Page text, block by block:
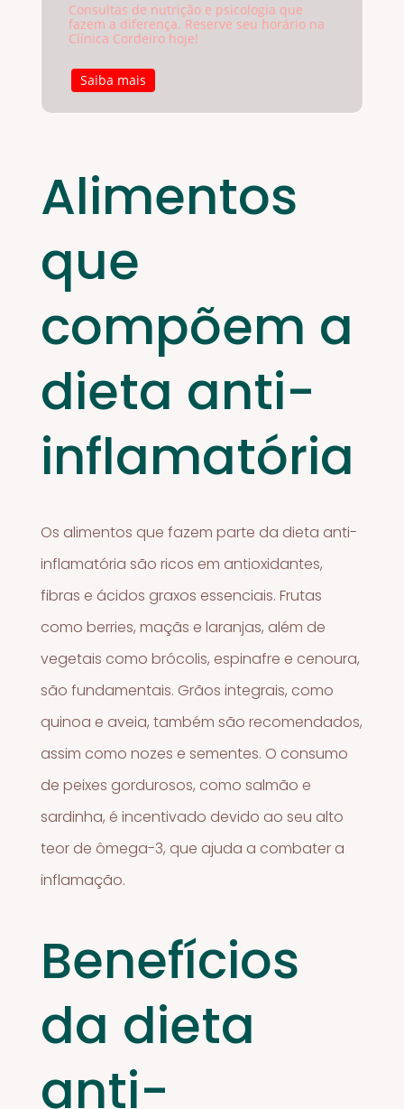
Consultas de nutrição e psicologia que
fazem a diferença. Reserve seu horário na
Clínica Cordeiro hoje!
Saiba mais
Alimentos
que
compõem a
dieta anti-
inflamatória
Os alimentos que fazem parte da dieta anti-
inflamatória são ricos em antioxidantes,
fibras e ácidos graxos essenciais. Frutas
como berries, maçãs e laranjas, além de
vegetais como brócolis, espinafre e cenoura,
são fundamentais. Grãos integrais, como
quinoa e aveia, também são recomendados,
assim como nozes e sementes. O consumo
de peixes gordurosos, como salmão e
sardinha, é incentivado devido ao seu alto
teor de ômega-3, que ajuda a combater a
inflamação.
Benefícios
da dieta
anti-